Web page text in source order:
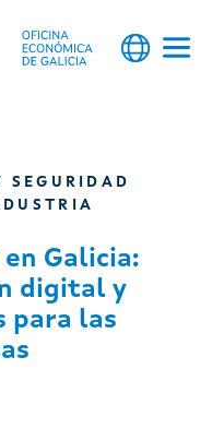
SEGURIDAD
Galicia:
digital y
para las